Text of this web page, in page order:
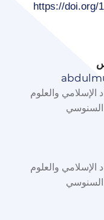
الإسلامي والعلوم
السنوسي
الإسلامي والعلوم
السنوسي